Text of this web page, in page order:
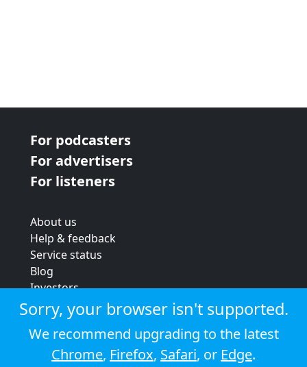
For podcasters
For advertisers
For listeners
About us
Help & feedback
Service status
Blog
Investors
Strategic review
Terms & conditions
Privacy policy
Cookie policy
Sorry, your browser isn't supported.
We recommend upgrading to the latest
Chrome, Firefox, Safari, or Edge.